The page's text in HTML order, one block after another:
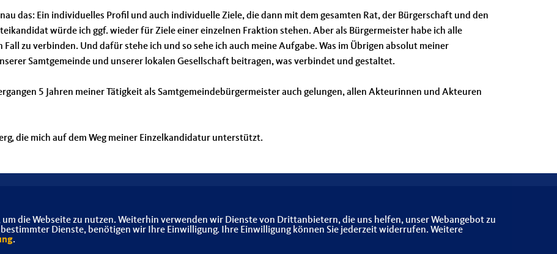
das: Ein individuelles Profil und auch individuelle Ziele, die dann mit dem gesamten Rat, der Bürgerschaft und den
würde ich ggf. wieder für Ziele einer einzelnen Fraktion stehen. Aber als Bürgermeister habe ich alle
zu verbinden. Und dafür stehe ich und so sehe ich auch meine Aufgabe. Was im Übrigen absolut meiner
Samtgemeinde und unserer lokalen Gesellschaft beitragen, was verbindet und gestaltet.
5 Jahren meiner Tätigkeit als Samtgemeindebürgermeister auch gelungen, allen Akteurinnen und Akteuren
die mich auf dem Weg meiner Einzelkandidatur unterstützt.
die Webseite zu nutzen. Weiterhin verwenden wir Dienste von Drittanbietern, die uns helfen, unser Webangebot zu
Dienste, benötigen wir Ihre Einwilligung. Ihre Einwilligung können Sie jederzeit widerrufen. Weitere
.